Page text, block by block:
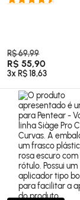
R$ 69,99
R$ 55,90
3x R$ 18,63